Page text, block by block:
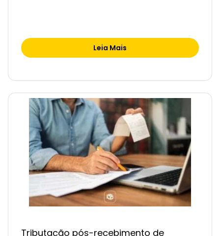
Leia Mais
Tributação pós-recebimento de